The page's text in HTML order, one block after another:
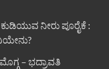
ನೀರು ಪೂರೈಕೆ :
– ಭದ್ರಾವತಿ